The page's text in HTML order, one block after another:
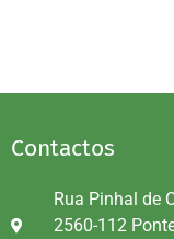
Contactos
Rua Pinhal de
2560-112